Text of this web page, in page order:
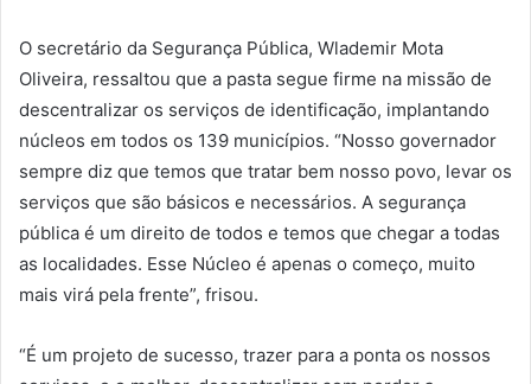
O secretário da Segurança Pública, Wlademir Mota
Oliveira, ressaltou que a pasta segue firme na missão de
descentralizar os serviços de identificação, implantando
núcleos em todos os 139 municípios. “Nosso governador
sempre diz que temos que tratar bem nosso povo, levar os
serviços que são básicos e necessários. A segurança
pública é um direito de todos e temos que chegar a todas
as localidades. Esse Núcleo é apenas o começo, muito
mais virá pela frente”, frisou.
“É um projeto de sucesso, trazer para a ponta os nossos